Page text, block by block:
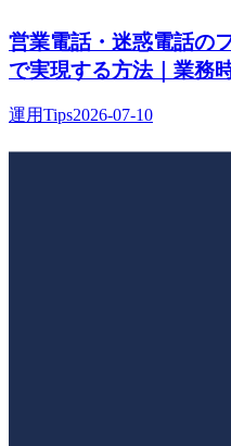
営業電話・迷惑電話の
で実現する方法｜業務
運用Tips2026-07-10